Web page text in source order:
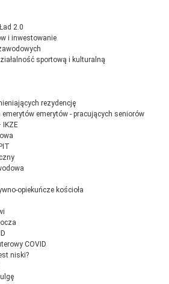
2.0
i inwestowanie
sportową i kulturalną
rezydencję
emerytów - pracujących seniorów
IKZE
opiekuńcze kościoła
COVID
niski?